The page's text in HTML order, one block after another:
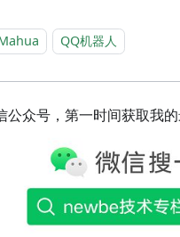
QQ机器人
众号，第一时间获取我的